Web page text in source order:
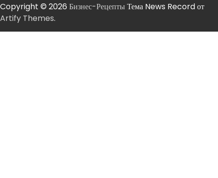
Copyright © 2026 Бизнес-РецептыТема News Record от
Artify Themes.